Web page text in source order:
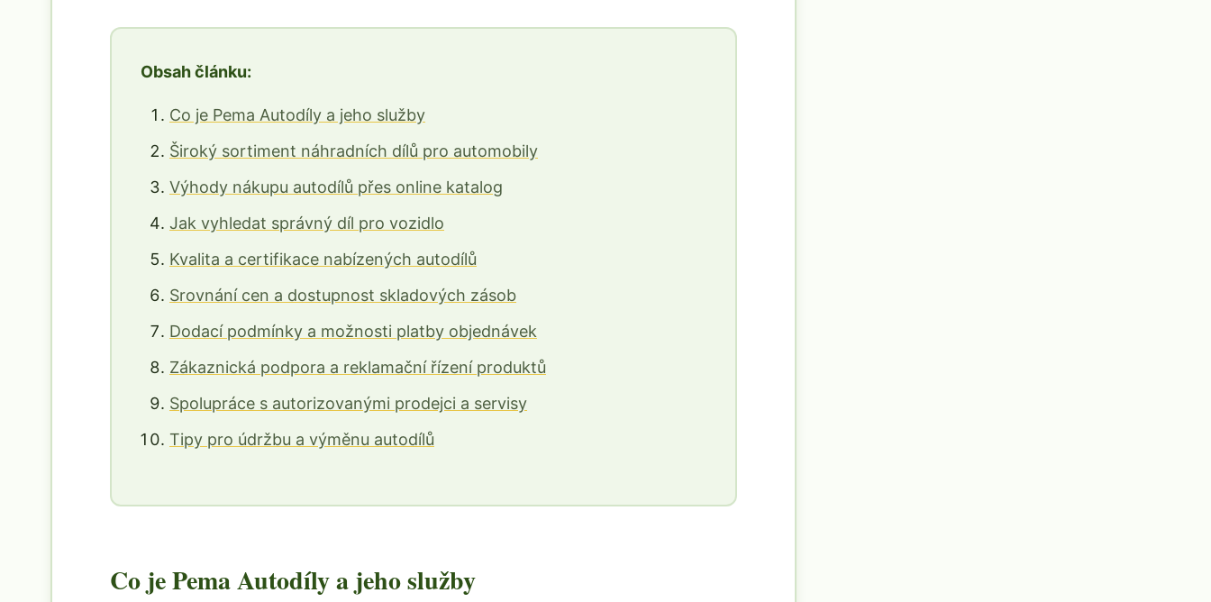
Obsah článku:
Co je Pema Autodíly a jeho služby
Široký sortiment náhradních dílů pro automobily
Výhody nákupu autodílů přes online katalog
Jak vyhledat správný díl pro vozidlo
Kvalita a certifikace nabízených autodílů
Srovnání cen a dostupnost skladových zásob
Dodací podmínky a možnosti platby objednávek
Zákaznická podpora a reklamační řízení produktů
Spolupráce s autorizovanými prodejci a servisy
Tipy pro údržbu a výměnu autodílů
Co je Pema Autodíly a jeho služby